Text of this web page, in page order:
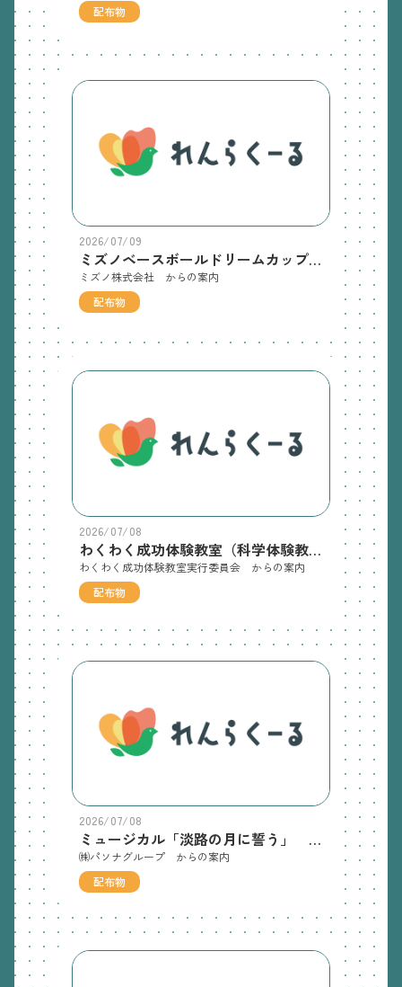
配布物
2026/07/09
ミズノベースボールドリームカップボールパークｉｎ淡路 のチラシ
ミズノ株式会社 からの案内
配布物
2026/07/08
わくわく成功体験教室（科学体験教室） のチラシ
わくわく成功体験教室実行委員会 からの案内
配布物
2026/07/08
ミュージカル「淡路の月に誓う」 のチラシ
㈱パソナグループ からの案内
配布物